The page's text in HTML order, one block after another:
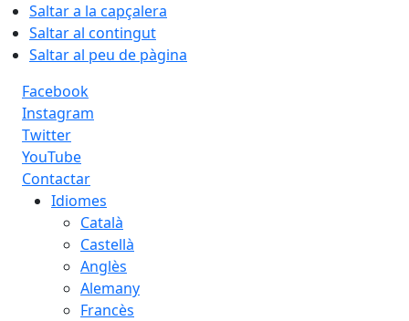
Saltar a la capçalera
Saltar al contingut
Saltar al peu de pàgina
Facebook
Instagram
Twitter
YouTube
Contactar
Idiomes
Català
Castellà
Anglès
Alemany
Francès